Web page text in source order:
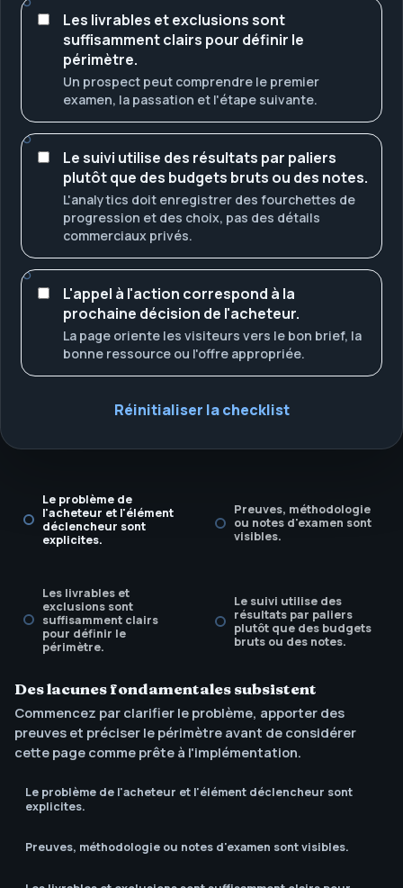
Les livrables et exclusions sont
suffisamment clairs pour définir le
périmètre.
Un prospect peut comprendre le premier
examen, la passation et l'étape suivante.
Le suivi utilise des résultats par paliers
plutôt que des budgets bruts ou des notes.
L'analytics doit enregistrer des fourchettes de
progression et des choix, pas des détails
commerciaux privés.
L'appel à l'action correspond à la
prochaine décision de l'acheteur.
La page oriente les visiteurs vers le bon brief, la
bonne ressource ou l'offre appropriée.
Réinitialiser la checklist
Le problème de
l'acheteur et l'élément
déclencheur sont
explicites.
Preuves, méthodologie
ou notes d'examen sont
visibles.
Les livrables et
exclusions sont
suffisamment clairs
pour définir le
périmètre.
Le suivi utilise des
résultats par paliers
plutôt que des budgets
bruts ou des notes.
L'appel à l'action
correspond à la
prochaine décision de
l'acheteur.
Des lacunes fondamentales subsistent
Commencez par clarifier le problème, apporter des
preuves et préciser le périmètre avant de considérer
cette page comme prête à l'implémentation.
Le problème de l'acheteur et l'élément déclencheur sont
explicites.
Preuves, méthodologie ou notes d'examen sont visibles.